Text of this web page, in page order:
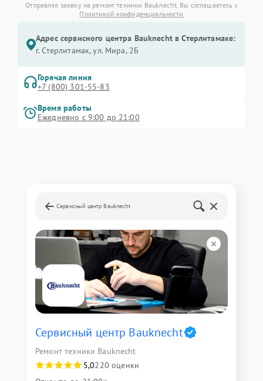
Отправляя заявку на ремонт техники Bauknecht, Вы соглашаетесь с
Политикой конфиденциальности
Адрес сервисного центра Bauknecht в Стерлитамаке:
г. Стерлитамак, ул. Мира, 2Б
Горячая линия
+7 (800) 301-55-83
Время работы
Ежедневно с 9:00 до 21:00
Сервисный центр Bauknecht
Сервисный центр Bauknecht
Ремонт техники Bauknecht
5,0220 оценки